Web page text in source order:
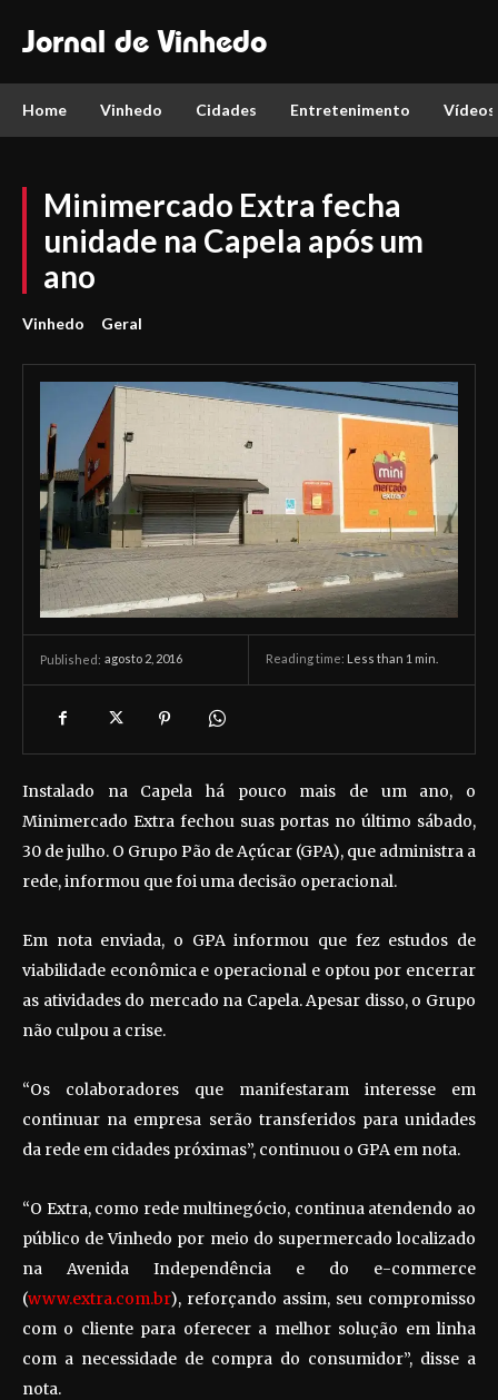
Jornal de Vinhedo
Home Vinhedo Cidades Entretenimento Vídeos
Minimercado Extra fecha
unidade na Capela após um
ano
Vinhedo Geral
Published: agosto 2, 2016 Reading time: Less than 1 min.
Instalado na Capela há pouco mais de um ano, o
Minimercado Extra fechou suas portas no último sábado,
30 de julho. O Grupo Pão de Açúcar (GPA), que administra a
rede, informou que foi uma decisão operacional.
Em nota enviada, o GPA informou que fez estudos de
viabilidade econômica e operacional e optou por encerrar
as atividades do mercado na Capela. Apesar disso, o Grupo
não culpou a crise.
“Os colaboradores que manifestaram interesse em
continuar na empresa serão transferidos para unidades
da rede em cidades próximas”, continuou o GPA em nota.
“O Extra, como rede multinegócio, continua atendendo ao
público de Vinhedo por meio do supermercado localizado
na Avenida Independência e do e-commerce
(www.extra.com.br), reforçando assim, seu compromisso
com o cliente para oferecer a melhor solução em linha
com a necessidade de compra do consumidor”, disse a
nota.